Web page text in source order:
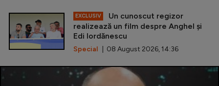
EXCLUSIV
Un cunoscut regizor
realizează un film despre Anghel și
Edi Iordănescu
Special | 08 August 2026, 14:36